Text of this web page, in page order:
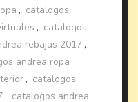
, catalogos
, catalogos
rebajas 2017 ,
andrea ropa
, catalogos
, catalogos andrea